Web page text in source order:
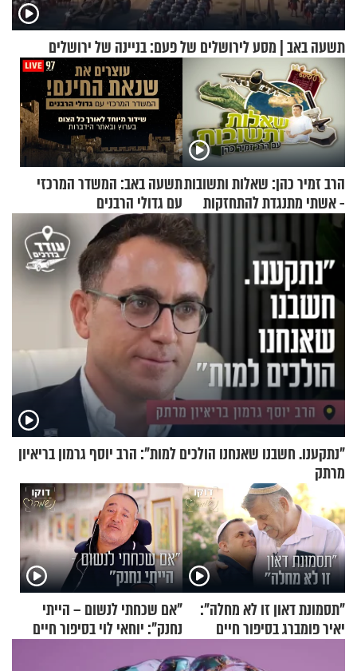
תשעה באב | מסע לירושלים של פעם: בניינה של ירושלים
הרב זמיר כהן: שאלות ותשובות
- אשתי מתנגדת להתחזקות
שלי
תשעה באב: המשדר המרכזי
עם גדולי הרבנים
"נתקענו. חשבנו שאנחנו הולכים למות": הרב יוסף גרמון בריאיון
מרתק
"תסמונת דאון זו לא מחלה":
יאיר פומברג בסיפור חיים
"אם שכחתי לנשום – הייתי
נחנק": יוחאי לוי בסיפור חיים